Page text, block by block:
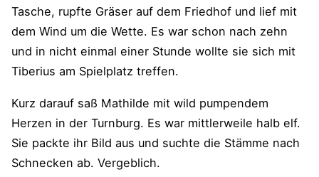
Tasche, rupfte Gräser auf dem Friedhof und lief mit
dem Wind um die Wette. Es war schon nach zehn
und in nicht einmal einer Stunde wollte sie sich mit
Tiberius am Spielplatz treffen.
Kurz darauf saß Mathilde mit wild pumpendem
Herzen in der Turnburg. Es war mittlerweile halb elf.
Sie packte ihr Bild aus und suchte die Stämme nach
Schnecken ab. Vergeblich.